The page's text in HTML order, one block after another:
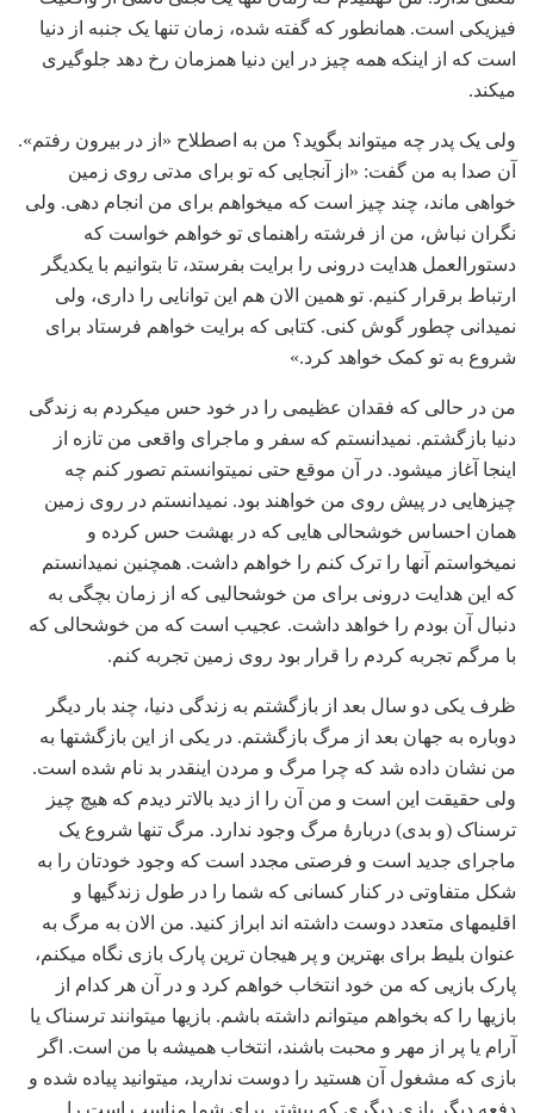
فیزیکی است. همانطور که گفته شده، زمان تنها یک جنبه از دنیا
است که از اینکه همه چیز در این دنیا همزمان رخ دهد جلوگیری
می‏کند.
ولی یک پدر چه می‏تواند بگوید؟ من به اصطلاح «از در بیرون رفتم».
آن صدا به من گفت: «از آنجایی که تو برای مدتی روی زمین
خواهی ماند، چند چیز است که می‏خواهم برای من انجام دهی. ولی
نگران نباش، من از فرشته راهنمای تو خواهم خواست که
دستورالعمل هدایت درونی را برایت بفرستد، تا بتوانیم با یکدیگر
ارتباط برقرار کنیم. تو همین الان هم این توانایی را داری، ولی
نمی‏دانی چطور گوش کنی. کتابی که برایت خواهم فرستاد برای
شروع به تو کمک خواهد کرد.»
من در حالی که فقدان عظیمی را در خود حس می‏کردم به زندگی
دنیا بازگشتم. نمی‏دانستم که سفر و ماجرای واقعی من تازه از
اینجا آغاز می‏شود. در آن موقع حتی نمی‏توانستم تصور کنم چه
چیزهایی در پیش روی من خواهند بود. نمی‏دانستم در روی زمین
همان احساس خوشحالی‏ هایی که در بهشت حس کرده و
نمی‏خواستم آنها را ترک کنم را خواهم داشت. همچنین نمی‏دانستم
که این هدایت درونی برای من خوشحالیی که از زمان بچگی به
دنبال آن بودم را خواهد داشت. عجیب است که من خوشحالی که
با مرگم تجربه کردم را قرار بود روی زمین تجربه کنم.
ظرف یکی دو سال بعد از بازگشتم به زندگی دنیا، چند بار دیگر
دوباره به جهان بعد از مرگ بازگشتم. در یکی از این بازگشت‏ها به
من نشان داده شد که چرا مرگ و مردن این‏قدر بد نام شده است.
ولی حقیقت این است و من آن را از دید بالاتر دیدم که هیچ چیز
ترسناک (و بدی) دربارۀ مرگ وجود ندارد. مرگ تنها شروع یک
ماجرای جدید است و فرصتی مجدد است که وجود خودتان را به
شکل متفاوتی در کنار کسانی که شما را در طول زندگی‏ها و
اقلیم‏های متعدد دوست داشته‏ اند ابراز کنید. من الان به مرگ به
عنوان بلیط برای بهترین و پر هیجان ترین پارک بازی نگاه می‏کنم،
پارک بازیی که من خود انتخاب خواهم کرد و در آن هر کدام از
بازی‏ها را که بخواهم می‏توانم داشته باشم. بازی‏ها می‏توانند ترسناک یا
آرام یا پر از مهر و محبت باشند، انتخاب همیشه با من است. اگر
بازی که مشغول آن هستید را دوست ندارید، می‏توانید پیاده شده و
دفعه دیگر بازی دیگری که بیشتر برای شما مناسب است را